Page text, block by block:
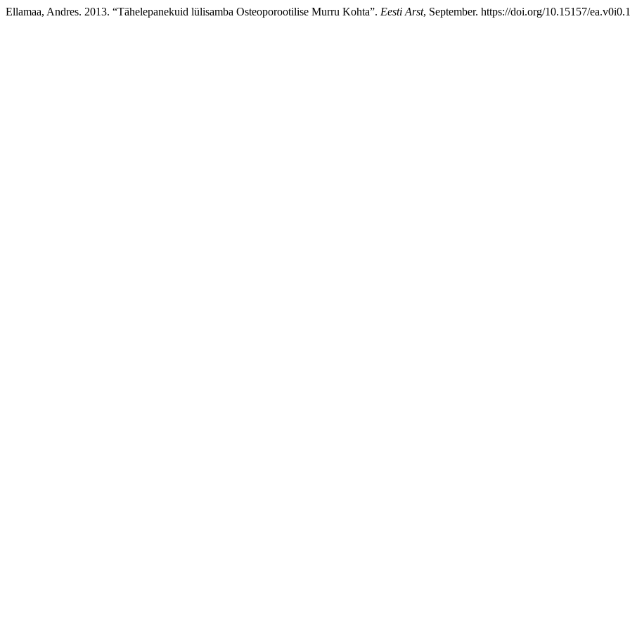
Ellamaa, Andres. 2013. “Tähelepanekuid lülisamba Osteoporootilise Murru Kohta”. Eesti Arst, September. https://doi.org/10.15157/